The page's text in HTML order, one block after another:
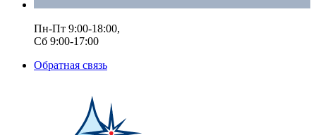
Пн-Пт 9:00-18:00,
Сб 9:00-17:00
Обратная связь